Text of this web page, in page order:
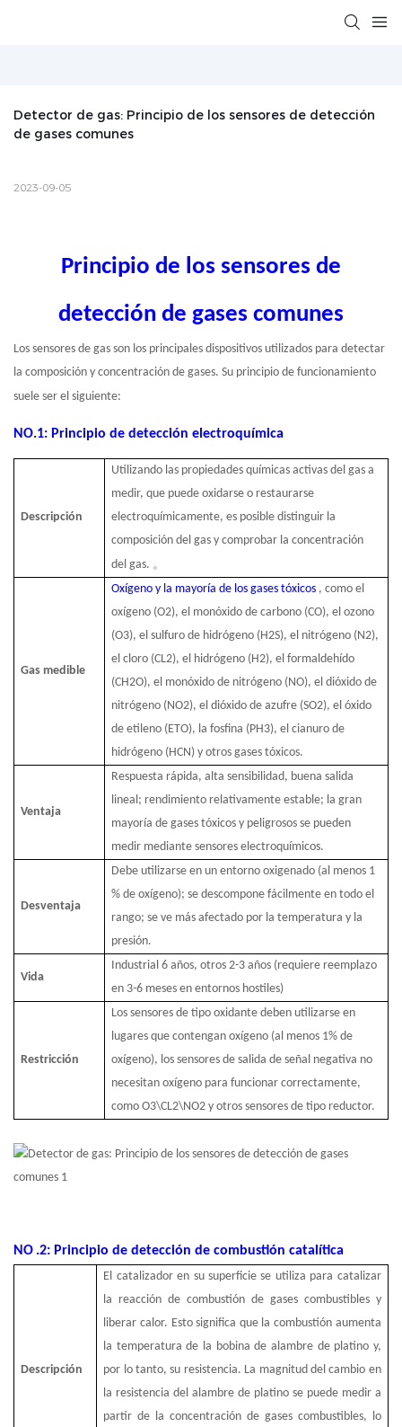
Detector de gas: Principio de los sensores de detección
de gases comunes
2023-09-05
Principio de los sensores de
detección de gases comunes
Los sensores de gas son los principales dispositivos utilizados para detectar
la composición y concentración de gases. Su principio de funcionamiento
suele ser el siguiente:
NO.1: Principio de detección electroquímica
Descripción
Utilizando las propiedades químicas activas del gas a
medir, que puede oxidarse o restaurarse
electroquímicamente, es posible distinguir la
composición del gas y comprobar la concentración
del gas. 。
Gas medible
Oxígeno y la mayoría de los gases tóxicos , como el
oxígeno (O2), el monóxido de carbono (CO), el ozono
(O3), el sulfuro de hidrógeno (H2S), el nitrógeno (N2),
el cloro (CL2), el hidrógeno (H2), el formaldehído
(CH2O), el monóxido de nitrógeno (NO), el dióxido de
nitrógeno (NO2), el dióxido de azufre (SO2), el óxido
de etileno (ETO), la fosfina (PH3), el cianuro de
hidrógeno (HCN) y otros gases tóxicos.
Ventaja
Respuesta rápida, alta sensibilidad, buena salida
lineal; rendimiento relativamente estable; la gran
mayoría de gases tóxicos y peligrosos se pueden
medir mediante sensores electroquímicos.
Desventaja
Debe utilizarse en un entorno oxigenado (al menos 1
% de oxígeno); se descompone fácilmente en todo el
rango; se ve más afectado por la temperatura y la
presión.
Vida
Industrial 6 años, otros 2-3 años (requiere reemplazo
en 3-6 meses en entornos hostiles)
Restricción
Los sensores de tipo oxidante deben utilizarse en
lugares que contengan oxígeno (al menos 1% de
oxígeno), los sensores de salida de señal negativa no
necesitan oxígeno para funcionar correctamente,
como O3\CL2\NO2 y otros sensores de tipo reductor.
NO .2: Principio de detección de combustión catalítica
Descripción
El catalizador en su superficie se utiliza para catalizar
la reacción de combustión de gases combustibles y
liberar calor. Esto significa que la combustión aumenta
la temperatura de la bobina de alambre de platino y,
por lo tanto, su resistencia. La magnitud del cambio en
la resistencia del alambre de platino se puede medir a
partir de la concentración de gases combustibles, lo